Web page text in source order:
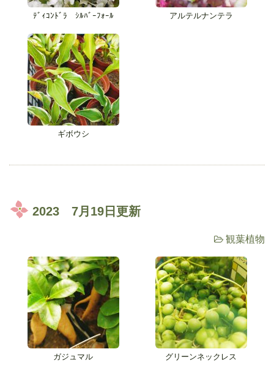
ﾃﾞｨｺﾝﾄﾞﾗ ｼﾙﾊﾞｰﾌｫｰﾙ アルテルナンテラ
ギボウシ
2023 7月19日更新
観葉植物
ガジュマル グリーンネックレス